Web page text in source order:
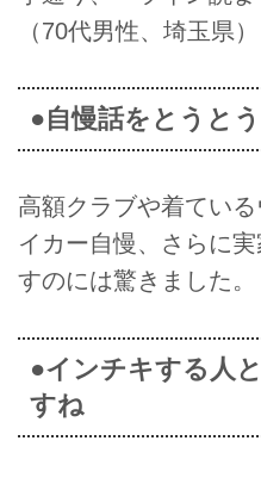
（70代男性、埼玉県）
●自慢話をとうと
高額クラブや着てい
イカー自慢、さらに
すのには驚きました。
●インチキする人
すね